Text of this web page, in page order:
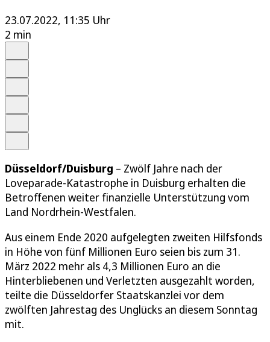
23.07.2022, 11:35 Uhr
2 min
Düsseldorf/Duisburg – Zwölf Jahre nach der
Loveparade-Katastrophe in Duisburg erhalten die
Betroffenen weiter finanzielle Unterstützung vom
Land Nordrhein-Westfalen.
Aus einem Ende 2020 aufgelegten zweiten Hilfsfonds
in Höhe von fünf Millionen Euro seien bis zum 31.
März 2022 mehr als 4,3 Millionen Euro an die
Hinterbliebenen und Verletzten ausgezahlt worden,
teilte die Düsseldorfer Staatskanzlei vor dem
zwölften Jahrestag des Unglücks an diesem Sonntag
mit.